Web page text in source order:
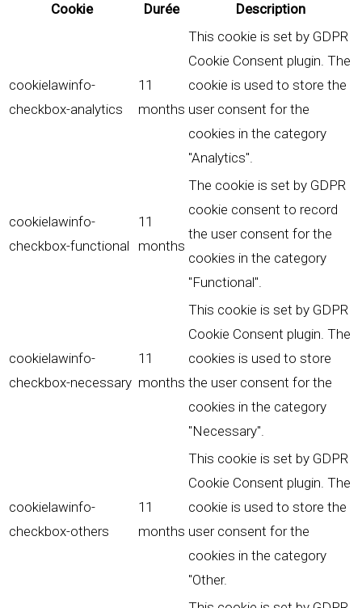
Cookie
Durée Description
cookielawinfo-
checkbox-analytics
11
months
This cookie is set by GDPR
Cookie Consent plugin. The
cookie is used to store the
user consent for the
cookies in the category
"Analytics".
cookielawinfo-
checkbox-functional
11
months
The cookie is set by GDPR
cookie consent to record
the user consent for the
cookies in the category
"Functional".
cookielawinfo-
checkbox-necessary
11
months
This cookie is set by GDPR
Cookie Consent plugin. The
cookies is used to store
the user consent for the
cookies in the category
"Necessary".
cookielawinfo-
checkbox-others
11
months
This cookie is set by GDPR
Cookie Consent plugin. The
cookie is used to store the
user consent for the
cookies in the category
"Other.